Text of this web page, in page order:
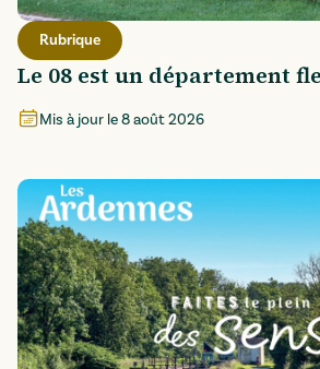
Rubrique
Le 08 est un département
Mis à jour le8 août 2026